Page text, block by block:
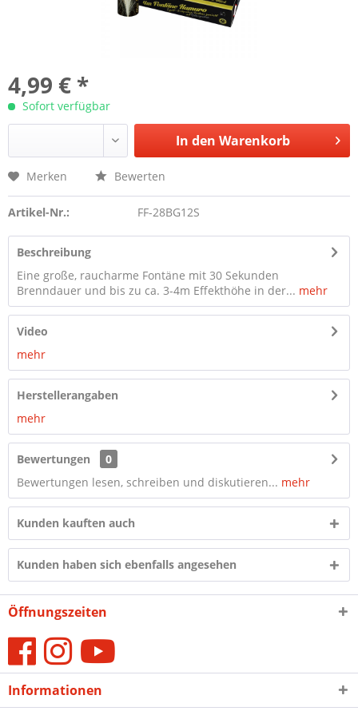
4,99 € *
Sofort verfügbar
In den Warenkorb
Merken Bewerten
Artikel-Nr.: FF-28BG12S
Beschreibung
Eine große, raucharme Fontäne mit 30 Sekunden
Brenndauer und bis zu ca. 3-4m Effekthöhe in der... mehr
Video
mehr
Herstellerangaben
mehr
Bewertungen
0
Bewertungen lesen, schreiben und diskutieren... mehr
Kunden kauften auch
Kunden haben sich ebenfalls angesehen
Öffnungszeiten
Informationen